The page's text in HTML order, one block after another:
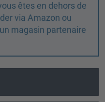
êtes en dehors de
via Amazon ou
magasin partenaire